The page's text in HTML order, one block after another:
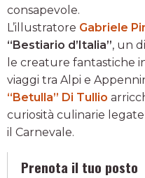
consapevole.
L’illustratore Gabriele
“Bestiario d’Italia”, un
le creature fantastiche
viaggi tra Alpi e
“Betulla” Di Tullio
curiosità culinarie legate
il Carnevale.
Prenota il tuo posto